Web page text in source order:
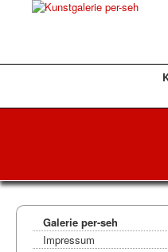
Galerie per-seh
Impressum